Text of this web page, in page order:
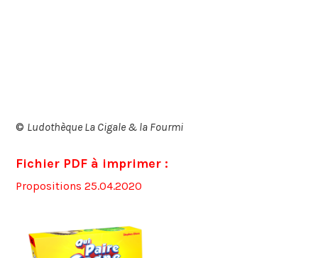
© Ludothèque La Cigale & la Fourmi
Fichier PDF à imprimer :
Propositions 25.04.2020